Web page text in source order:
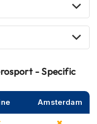
- Specific
Amsterdam